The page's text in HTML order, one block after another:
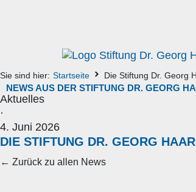
Sie sind hier: Startseite Die Stiftung Dr. Georg
NEWS AUS DER STIFTUNG DR. GEORG
Aktuelles
·
4. Juni 2026
DIE STIFTUNG DR. GEORG
← Zurück zu allen News